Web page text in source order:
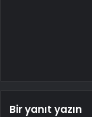
Bir yanıt yazın